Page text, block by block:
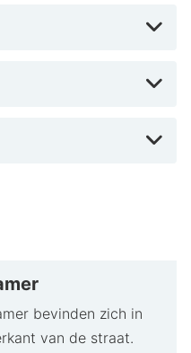
bevinden zich in
van de straat.